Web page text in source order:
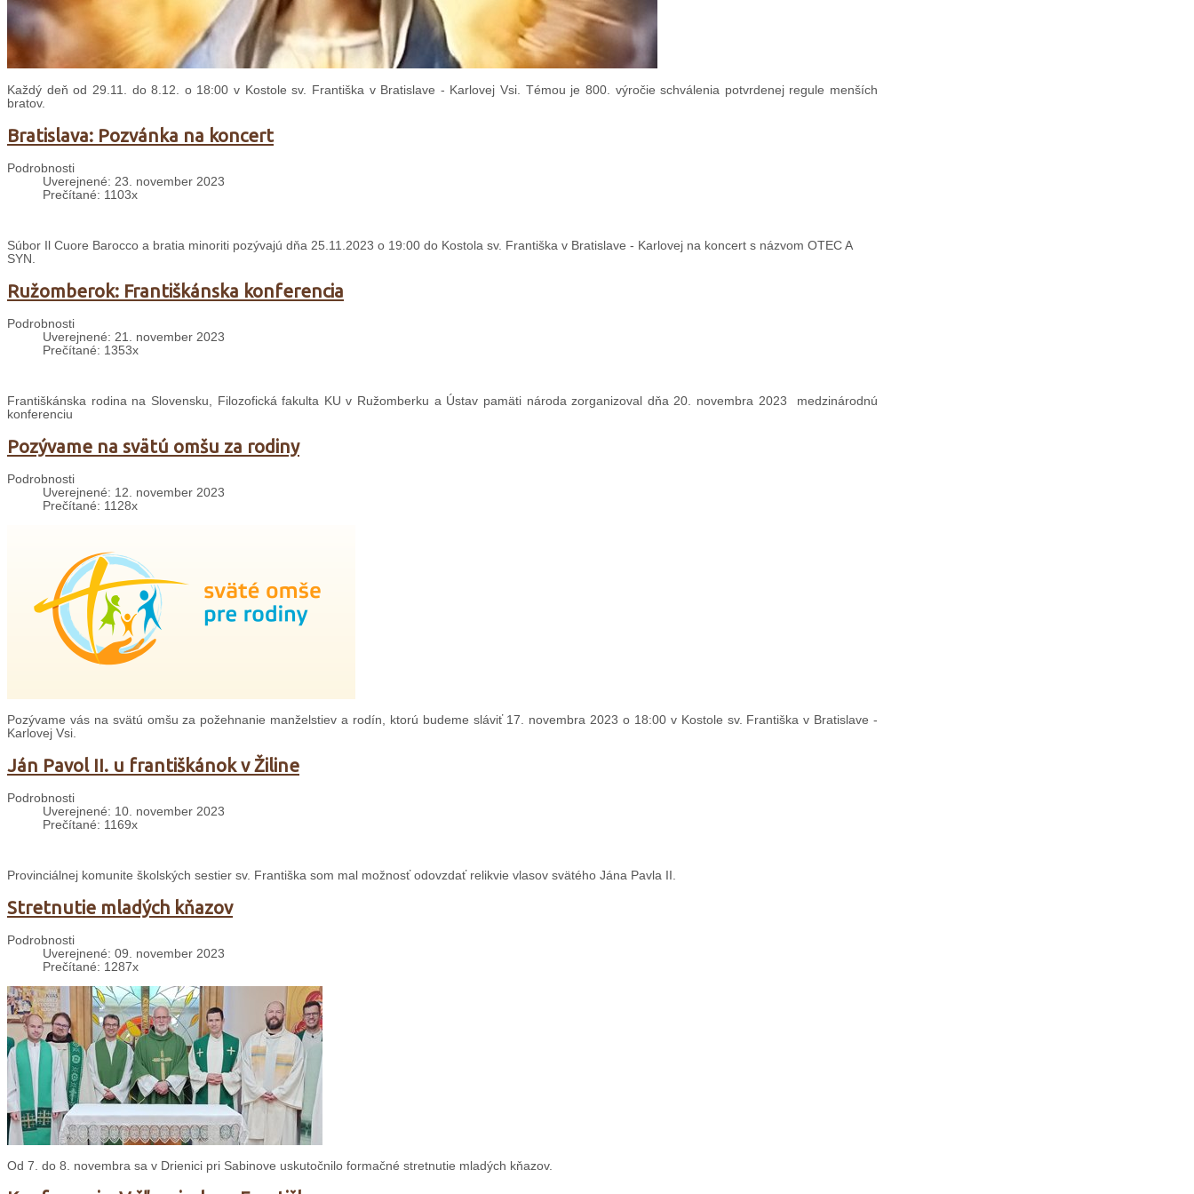
Každý deň od 29.11. do 8.12. o 18:00 v Kostole sv. Františka v Bratislave - Karlovej Vsi. Témou je 800. výročie schválenia potvrdenej regule menších
bratov.
Bratislava: Pozvánka na koncert
Podrobnosti
Uverejnené: 23. november 2023
Prečítané: 1103x
Súbor Il Cuore Barocco a bratia minoriti pozývajú dňa 25.11.2023 o 19:00 do Kostola sv. Františka v Bratislave - Karlovej na koncert s názvom OTEC A
SYN.
Ružomberok: Františkánska konferencia
Podrobnosti
Uverejnené: 21. november 2023
Prečítané: 1353x
Františkánska rodina na Slovensku, Filozofická fakulta KU v Ružomberku a Ústav pamäti národa zorganizoval dňa 20. novembra 2023 medzinárodnú
konferenciu
Pozývame na svätú omšu za rodiny
Podrobnosti
Uverejnené: 12. november 2023
Prečítané: 1128x
Pozývame vás na svätú omšu za požehnanie manželstiev a rodín, ktorú budeme sláviť 17. novembra 2023 o 18:00 v Kostole sv. Františka v Bratislave -
Karlovej Vsi.
Ján Pavol II. u františkánok v Žiline
Podrobnosti
Uverejnené: 10. november 2023
Prečítané: 1169x
Provinciálnej komunite školských sestier sv. Františka som mal možnosť odovzdať relikvie vlasov svätého Jána Pavla II.
Stretnutie mladých kňazov
Podrobnosti
Uverejnené: 09. november 2023
Prečítané: 1287x
Od 7. do 8. novembra sa v Drienici pri Sabinove uskutočnilo formačné stretnutie mladých kňazov.